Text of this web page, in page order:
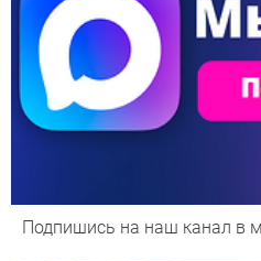
Подпишись на наш канал в